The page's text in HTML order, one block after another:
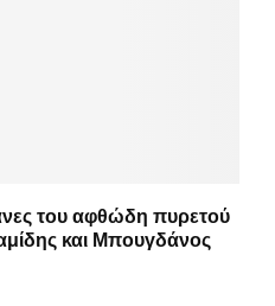
του αφθώδη πυρετού
και Μπουγδάνος